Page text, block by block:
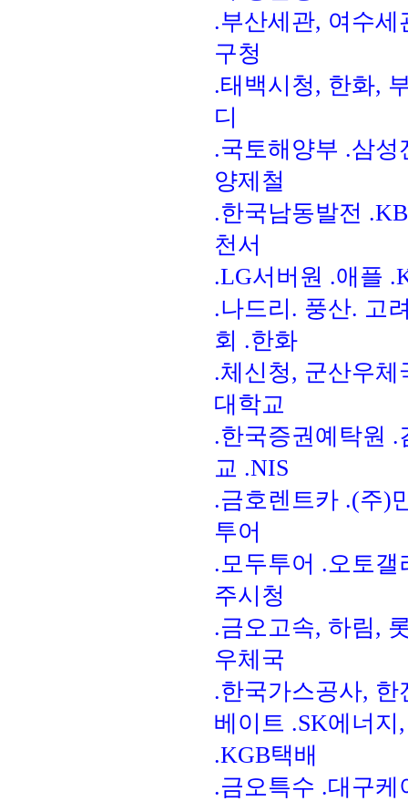
.부산세관, 여수
구청
.태백시청, 한화,
디
.국토해양부 .삼
양제철
.한국남동발전
천서
.LG서버원 .애플
.나드리. 풍산. 고
회 .한화
.체신청, 군산우
대학교
.한국증권예탁원
교 .NIS
.금호렌트카 .(주)
투어
.모두투어 .오토
주시청
.금오고속, 하림,
우체국
.한국가스공사,
베이트 .SK에너
.KGB택배
.금오특수 .대구